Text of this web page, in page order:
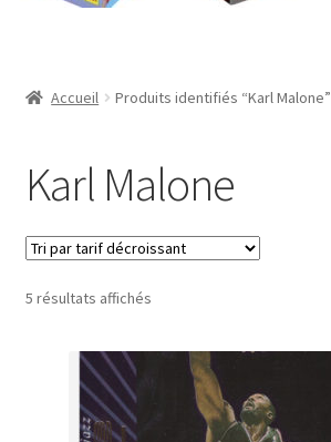
Mon compte
Panier
Validation de la commande
Accueil Produits identifiés “Karl Malone”
Karl Malone
5 résultats affichésTrié
décroissant